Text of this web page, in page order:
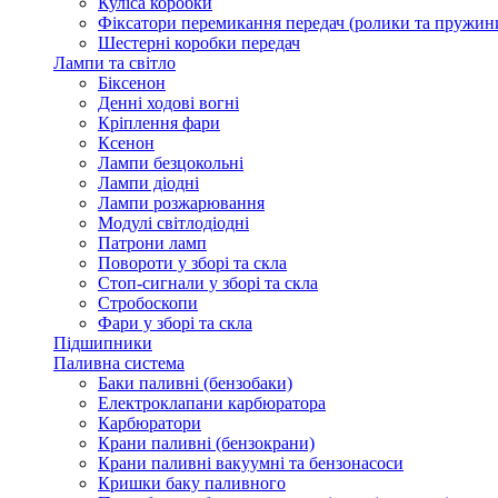
Фіксатори перемикання передач (ролики та
Шестерні коробки передач
Лампи та світло
Біксенон
Денні ходові вогні
Кріплення фари
Ксенон
Лампи безцокольні
Лампи діодні
Лампи розжарювання
Модулі світлодіодні
Патрони ламп
Повороти у зборі та скла
Стоп-сигнали у зборі та скла
Стробоскопи
Фари у зборі та скла
Підшипники
Паливна система
Баки паливні (бензобаки)
Електроклапани карбюратора
Карбюратори
Крани паливні (бензокрани)
Крани паливні вакуумні та бензонасоси
Кришки баку паливного